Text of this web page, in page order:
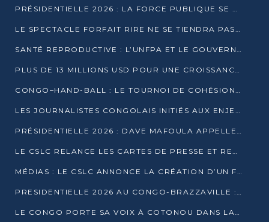
PRÉSIDENTIELLE 2026 : LA FORCE PUBLIQUE SE PRÉPARE À SÉCURISER LE SCRUTIN
LE SPECTACLE FORFAIT RIRE NE SE TIENDRA PAS LE 1ER JANVIER
SANTÉ REPRODUCTIVE : L’UNFPA ET LE GOUVERNEMENT AFFINENT LES PRIORITÉS DE 2026
PLUS DE 13 MILLIONS USD POUR UNE CROISSANCE VERTE ET SOUVERAINE
CONGO–HAND-BALL : LE TOURNOI DE COHÉSION ET DE FRATERNITÉ ALLUME SES LAMPIONS À BRAZZAVILLE
LES JOURNALISTES CONGOLAIS INITIÉS AUX ENJEUX DE L’ÉCONOMIE BLEUE
PRÉSIDENTIELLE 2026 : DAVE MAFOULA APPELLE LES CONGOLAIS À UN « NOUVEAU DÉPART »
LE CSLC RELANCE LES CARTES DE PRESSE ET RECONNAÎT OFFICIELLEMENT LES MÉDIAS EN LIGNE
MÉDIAS : LE CSLC ANNONCE LA CRÉATION D’UN FONDS D’APPUI À LA PRESSE
PRESIDENTIELLE 2026 AU CONGO-BRAZZAVILLE : UN CASTING ÉLARGI
LE CONGO PORTE SA VOIX À COTONOU DANS LA LUTTE CONTRE LA TUBERCULOSE